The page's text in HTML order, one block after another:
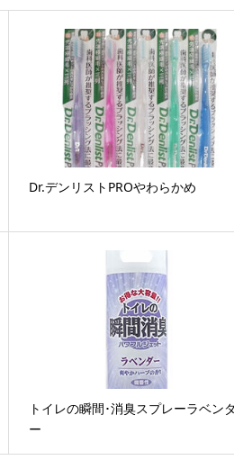
Dr.デンリストPROやわらかめ
トイレの瞬間･消臭スプレーラベン
ー